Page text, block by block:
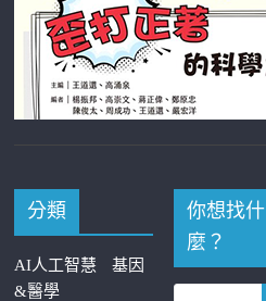
分類
AI人工智慧
基因
&醫學
你想找什
麼？